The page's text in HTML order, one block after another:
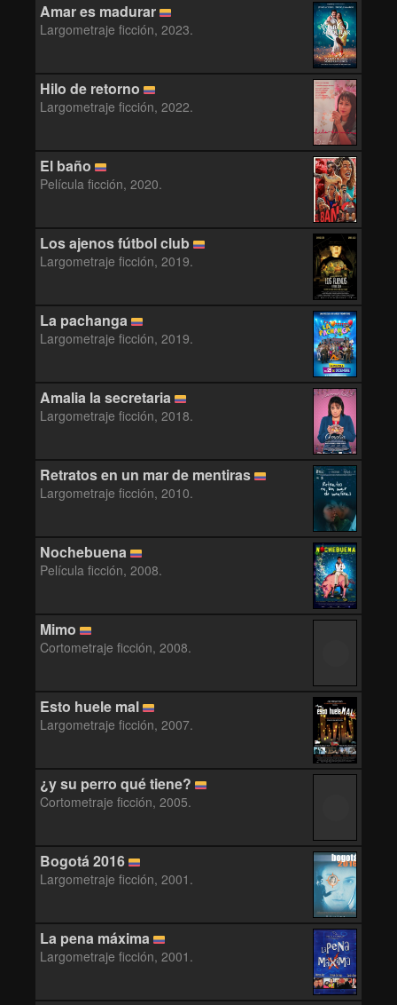
Amar es madurar
Largometraje ficción, 2023.
Hilo de retorno
Largometraje ficción, 2022.
El baño
Película ficción, 2020.
Los ajenos fútbol club
Largometraje ficción, 2019.
La pachanga
Largometraje ficción, 2019.
Amalia la secretaria
Largometraje ficción, 2018.
Retratos en un mar de mentiras
Largometraje ficción, 2010.
Nochebuena
Película ficción, 2008.
Mimo
Cortometraje ficción, 2008.
Esto huele mal
Largometraje ficción, 2007.
¿y su perro qué tiene?
Cortometraje ficción, 2005.
Bogotá 2016
Largometraje ficción, 2001.
La pena máxima
Largometraje ficción, 2001.